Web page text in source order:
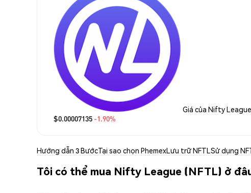
Giá của Nifty League
$0.00007135 -1.90%
Hướng dẫn 3 BướcTại sao chọn PhemexLưu trữ NFTLSử dụng
Tôi có thể mua Nifty League (NFTL) ở